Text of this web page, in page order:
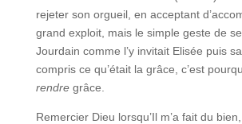
rejeter son orgueil, en acceptant
grand exploit, mais le simple geste de
Jourdain comme l’y invitait Elisée puis
compris ce qu’était la grâce, c’est
rendregrâce.
Remercier Dieu lorsqu’Il m’a fait du bien,